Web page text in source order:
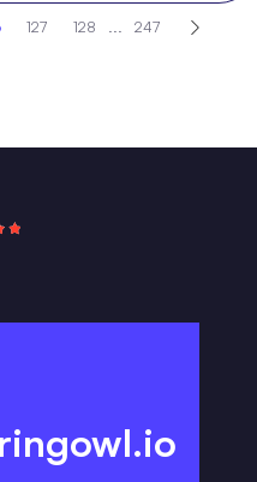
127 128 ... 247